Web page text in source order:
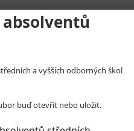
a vyšších odborných škol
buď otevřít nebo uložit.